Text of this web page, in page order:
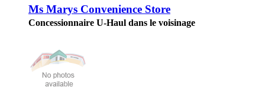
Ms Marys Convenience Store
Concessionnaire U-Haul dans le voisinage